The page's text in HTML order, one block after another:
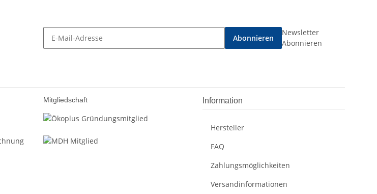
Abonnieren
Newsletter
Abonnieren
Mitgliedschaft Information
Hersteller
FAQ
Zahlungsmöglichkeiten
Versandinformationen